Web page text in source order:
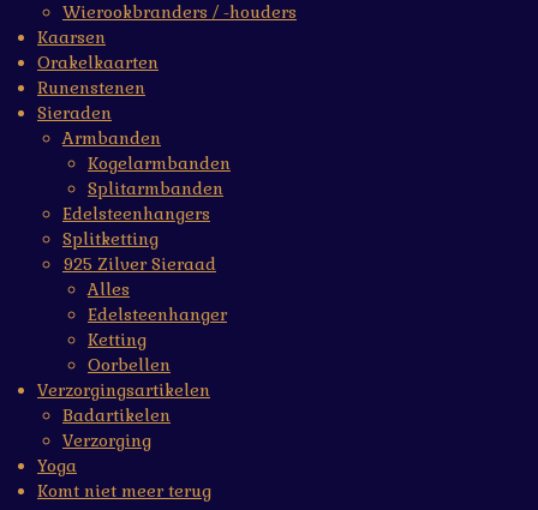
Wierookbranders / -houders
Kaarsen
Orakelkaarten
Runenstenen
Sieraden
Armbanden
Kogelarmbanden
Splitarmbanden
Edelsteenhangers
Splitketting
925 Zilver Sieraad
Alles
Edelsteenhanger
Ketting
Oorbellen
Verzorgingsartikelen
Badartikelen
Verzorging
Yoga
Komt niet meer terug